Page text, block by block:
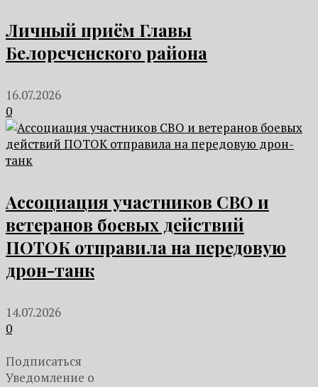
Личный приём Главы
Белореченского района
16.07.2026
0
Ассоциация участников СВО и
ветеранов боевых действий
ПОТОК отправила на передовую
дрон-танк
14.07.2026
0
Подписаться
Уведомление о